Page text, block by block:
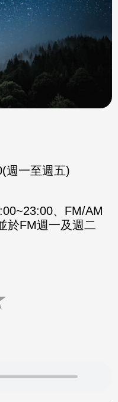
週一至週五)
、FM/AM
於FM週一及週二